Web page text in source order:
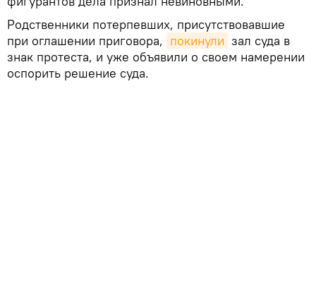
Родственники потерпевших, присутствовавшие
при оглашении приговора, покинули зал суда в
знак протеста, и уже объявили о своем намерении
оспорить решение суда.